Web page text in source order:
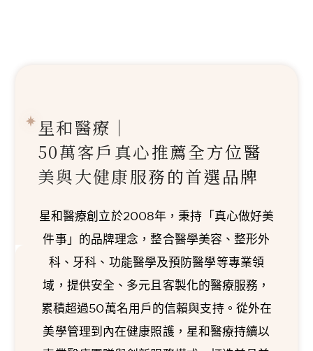
星和醫療｜
50萬客戶真心推薦全方位醫
美與大健康服務的首選品牌
星和醫療創立於2008年，秉持「真心做好美
件事」的品牌理念，整合醫學美容、整形外
科、牙科、功能醫學及預防醫學等專業領
域，提供安全、多元且客製化的醫療服務，
累積超過50萬名用戶的信賴與支持。從外在
美學管理到內在健康照護，星和醫療持續以